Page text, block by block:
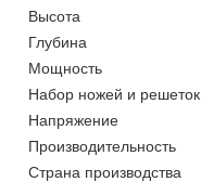
Высота
Глубина
Мощность
Набор ножей и решеток
Напряжение
Производительность
Страна производства